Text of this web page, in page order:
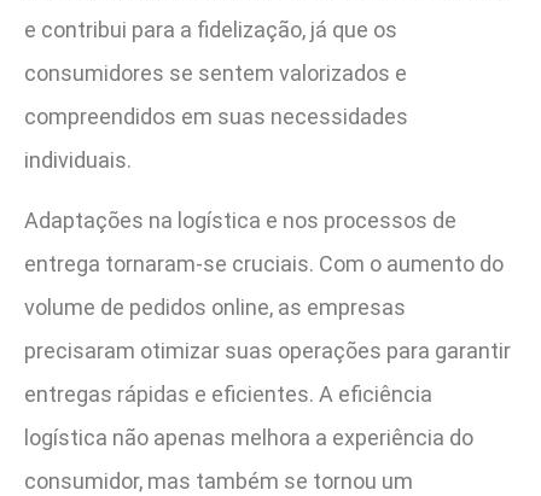
e contribui para a fidelização, já que os
consumidores se sentem valorizados e
compreendidos em suas necessidades
individuais.
Adaptações na logística e nos processos de
entrega tornaram-se cruciais. Com o aumento do
volume de pedidos online, as empresas
precisaram otimizar suas operações para garantir
entregas rápidas e eficientes. A eficiência
logística não apenas melhora a experiência do
consumidor, mas também se tornou um